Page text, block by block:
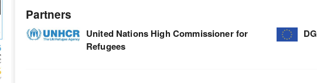
Partners
United Nations High Commissioner for
Refugees